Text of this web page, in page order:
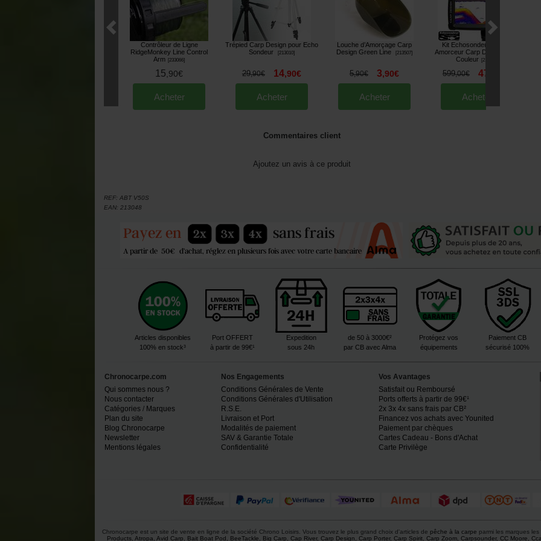
Contrôleur de Ligne
RidgeMonkey Line Control
Arm
233066]
15,90€
Acheter
Trépied Carp Design pour Echo
Sondeur
213010]
29,90€ 14,90€
Acheter
Louche d’Amorçage Carp
Design Green Line
213507]
5,90€ 3,90€
Acheter
Kit Echosondeur Bateau
Amorceur Carp Design T600
Couleur
213627
599,00€ 479
Acheter
Commentaires client
Ajoutez un avis à ce produit
REF: ABT V50S
EAN: 213048
Articles disponibles
100% en stock³
Port OFFERT
à partir de 99€¹
Expedition
sous 24h
de 50 à 3000€²
par CB avec Alma
Protégez vos
équipements
Paiement CB
sécurisé 100%
Chronocarpe.com
Qui sommes nous ?
Nous contacter
Catégories / Marques
Plan du site
Blog Chronocarpe
Newsletter
Mentions légales
Nos Engagements
Conditions Générales de Vente
Conditions Générales d'Utilisation
R.S.E.
Livraison et Port
Modalités de paiement
SAV & Garantie Totale
Confidentialité
Vos Avantages
Satisfait ou Remboursé
Ports offerts à partir de 99€¹
2x 3x 4x sans frais par CB²
Financez vos achats avec Younited
Paiement par chèques
Cartes Cadeau - Bons d'Achat
Carte Privilège
Chronocarpe est un site de vente en ligne de la société Chrono Loisirs. Vous trouvez le plus grand choix d'articles de pêche à la carpe parmi les marques
Products, Atropa Avid Carp Bait Boat Pod BeeTackle Big Carp Cap River, Carp Design Carp Porter, Carp Spirit, Carp Zoom, Carpsounder, CC Moore